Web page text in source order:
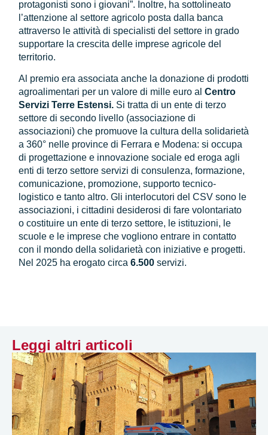
protagonisti sono i giovani”. Inoltre, ha sottolineato
l’attenzione al settore agricolo posta dalla banca
attraverso le attività di specialisti del settore in grado
supportare la crescita delle imprese agricole del
territorio.
Al premio era associata anche la donazione di prodotti
agroalimentari per un valore di mille euro alCentro
Servizi Terre Estensi. Si tratta di un ente di terzo
settore di secondo livello (associazione di
associazioni) che promuove la cultura della solidarietà
a 360° nelle province di Ferrara e Modena: si occupa
di progettazione e innovazione sociale ed eroga agli
enti di terzo settore servizi di consulenza, formazione,
comunicazione, promozione, supporto tecnico-
logistico e tanto altro. Gli interlocutori del CSV sono le
associazioni, i cittadini desiderosi di fare volontariato
o costituire un ente di terzo settore, le istituzioni, le
scuole e le imprese che vogliono entrare in contatto
con il mondo della solidarietà con iniziative e progetti.
Nel 2025 ha erogato circa6.500 servizi.
Leggi altri articoli